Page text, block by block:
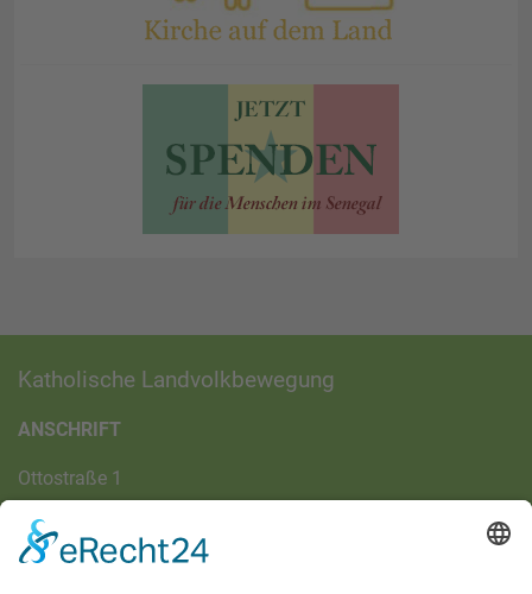
Katholische Landvolkbewegung
ANSCHRIFT
Ottostraße 1
DIREKT-KONTAKT